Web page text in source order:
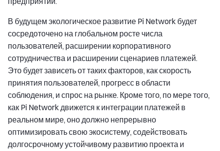
В будущем экологическое развитие Pi Network будет
сосредоточено на глобальном росте числа
пользователей, расширении корпоративного
сотрудничества и расширении сценариев платежей.
Это будет зависеть от таких факторов, как скорость
принятия пользователей, прогресс в области
соблюдения, и спрос на рынке. Кроме того, по мере того,
как Pi Network движется к интеграции платежей в
реальном мире, оно должно непрерывно
оптимизировать свою экосистему, содействовать
долгосрочному устойчивому развитию проекта и